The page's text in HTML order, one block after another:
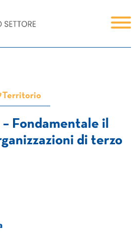
Fondamentale il
di terzo